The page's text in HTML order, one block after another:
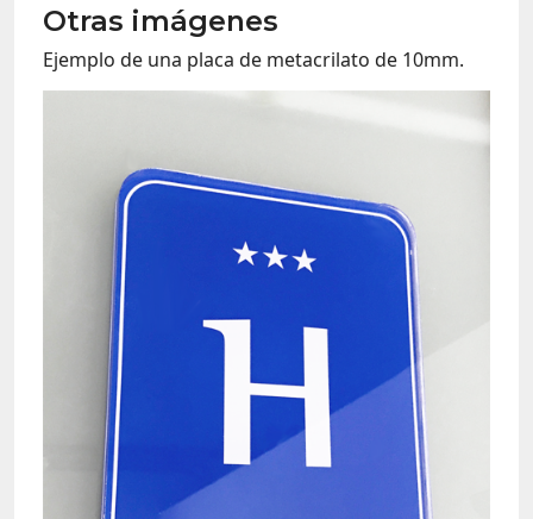
Otras imágenes
Ejemplo de una placa de metacrilato de 10mm.